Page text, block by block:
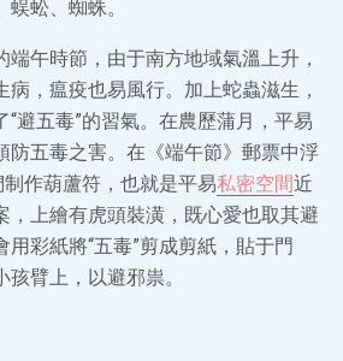
蚣、蜘蛛。
端午時節，由于南方地域氣溫上升，
，瘟疫也易風行。加上蛇蟲滋生，
避五毒”的習氣。在農歷蒲月，平易
防五毒之害。在《端午節》郵票中浮
制作葫蘆符，也就是平易私密空間近
，上繪有虎頭裝潢，既心愛也取其避
彩紙將“五毒”剪成剪紙，貼于門
臂上，以避邪祟。